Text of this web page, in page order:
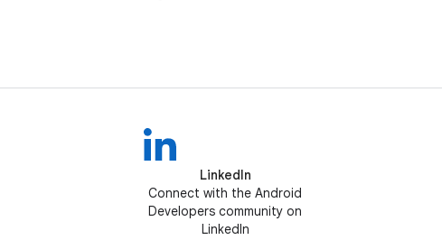
LinkedIn
Connect with the Android
Developers community on
LinkedIn